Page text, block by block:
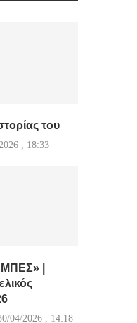
του
, 18:33
|
04/2026 , 14:18